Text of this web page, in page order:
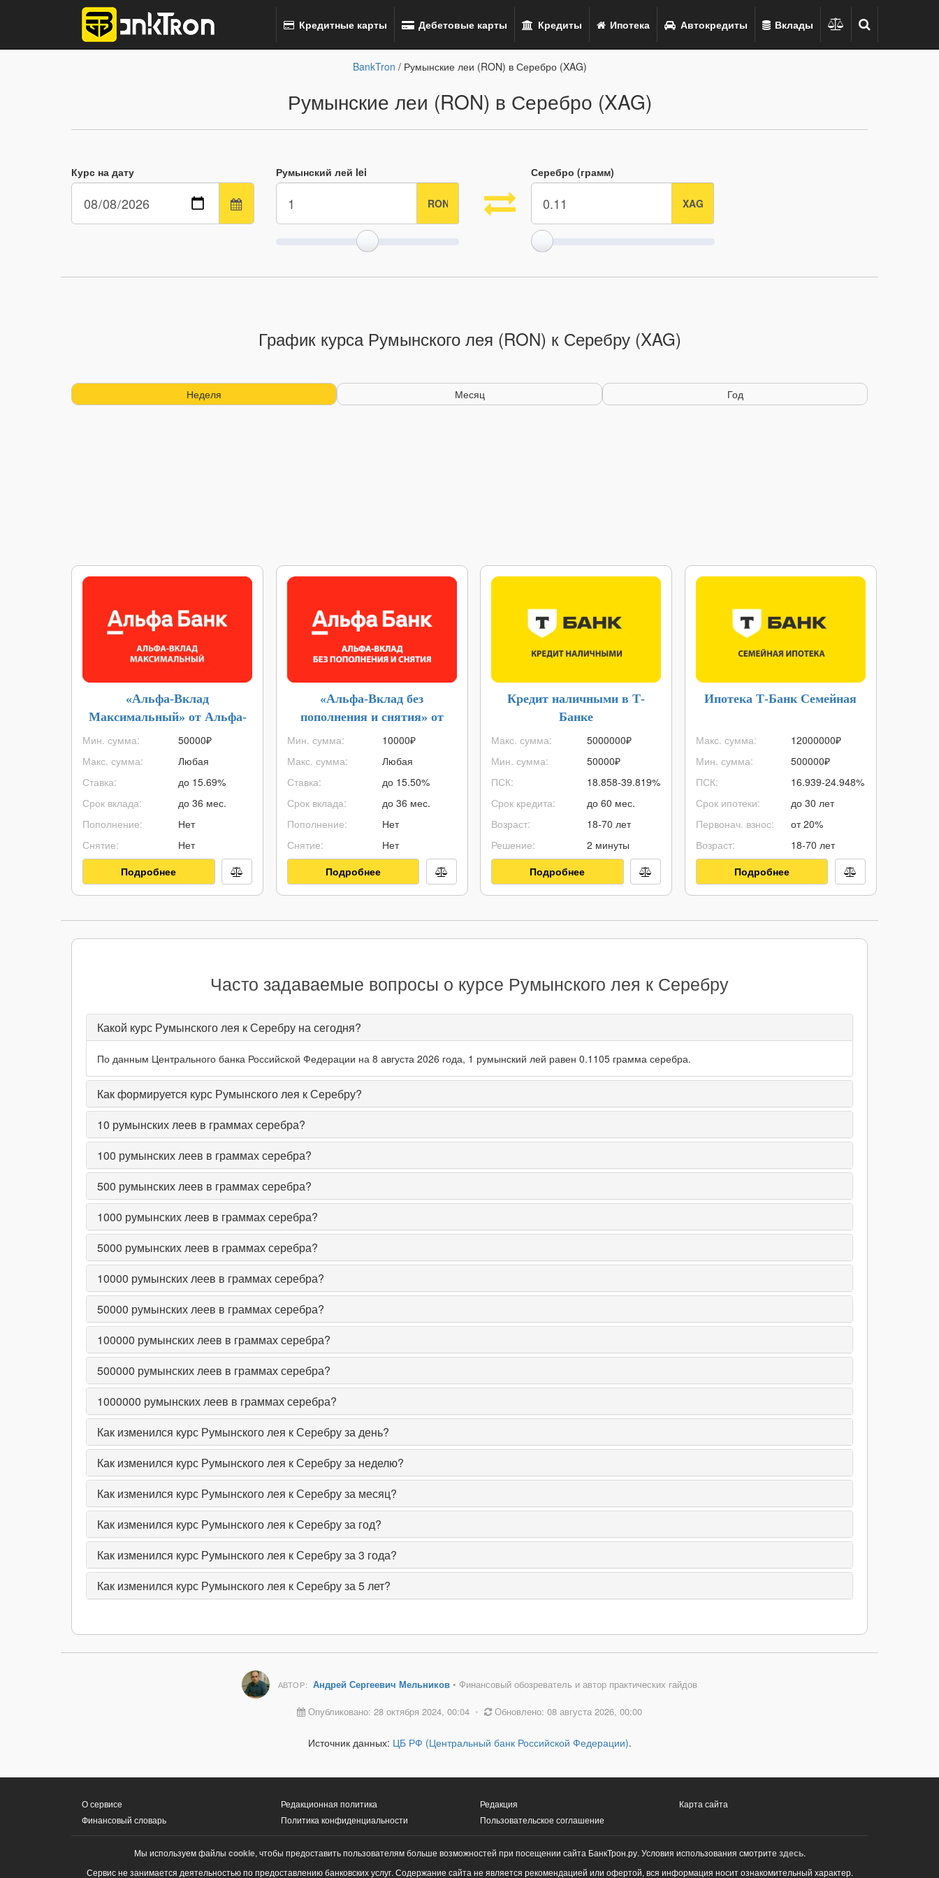
Кредитные карты Дебетовые карты Кредиты Ипотека Автокредиты Вклады
BankTron / Румынские леи (RON) в Серебро (XAG)
Румынские леи (RON) в Серебро (XAG)
Курс на дату Румынский лей lei Серебро (грамм)
График курса Румынского лея (RON) к Серебру (XAG)
Неделя Месяц Год
«Альфа-Вклад
Максимальный» от Альфа-
Банка
Мин. сумма:
Макс. сумма:
Ставка:
Срок вклада:
Пополнение:
Снятие:
50000₽
Любая
до 15.69%
до 36 мес.
Нет
Нет
Подробнее
«Альфа-Вклад без
пополнения и снятия» от
Альфа-Банка
Мин. сумма:
Макс. сумма:
Ставка:
Срок вклада:
Пополнение:
Снятие:
10000₽
Любая
до 15.50%
до 36 мес.
Нет
Нет
Подробнее
Кредит наличными в Т-
Банке
Макс. сумма:
Мин. сумма:
ПСК:
Срок кредита:
Возраст:
Решение:
5000000₽
50000₽
18.858-39.819%
до 60 мес.
18-70 лет
2 минуты
Подробнее
Ипотека Т-Банк Семейная
Макс. сумма:
Мин. сумма:
ПСК:
Срок ипотеки:
Первонач. взнос:
Возраст:
12000000₽
500000₽
16.939-24.948%
до 30 лет
от 20%
18-70 лет
Подробнее
Часто задаваемые вопросы о курсе Румынского лея к Серебру
Какой курс Румынского лея к Серебру на сегодня?
По данным Центрального банка Российской Федерации на 8 августа 2026 года, 1 румынский лей равен 0.1105 грамма серебра.
Как формируется курс Румынского лея к Серебру?
10 румынских леев в граммах серебра?
100 румынских леев в граммах серебра?
500 румынских леев в граммах серебра?
1000 румынских леев в граммах серебра?
5000 румынских леев в граммах серебра?
10000 румынских леев в граммах серебра?
50000 румынских леев в граммах серебра?
100000 румынских леев в граммах серебра?
500000 румынских леев в граммах серебра?
1000000 румынских леев в граммах серебра?
Как изменился курс Румынского лея к Серебру за день?
Как изменился курс Румынского лея к Серебру за неделю?
Как изменился курс Румынского лея к Серебру за месяц?
Как изменился курс Румынского лея к Серебру за год?
Как изменился курс Румынского лея к Серебру за 3 года?
Как изменился курс Румынского лея к Серебру за 5 лет?
АВТОР: Андрей Сергеевич Мельников• Финансовый обозреватель и автор практических гайдов
Опубликовано: 28 октября 2024, 00:04 • Обновлено: 08 августа 2026, 00:00
Источник данных: ЦБ РФ (Центральный банк Российской Федерации).
О сервисе
Финансовый словарь
Редакционная политика
Политика конфиденциальности
Редакция
Пользовательское соглашение
Карта сайта
Мы используем файлы cookie, чтобы предоставить пользователям больше возможностей при посещении сайта БанкТрон.ру. Условия использования смотрите здесь.
Сервис не занимается деятельностью по предоставлению банковских услуг. Содержание сайта не является рекомендацией или офертой, вся информация носит ознакомительный характер.